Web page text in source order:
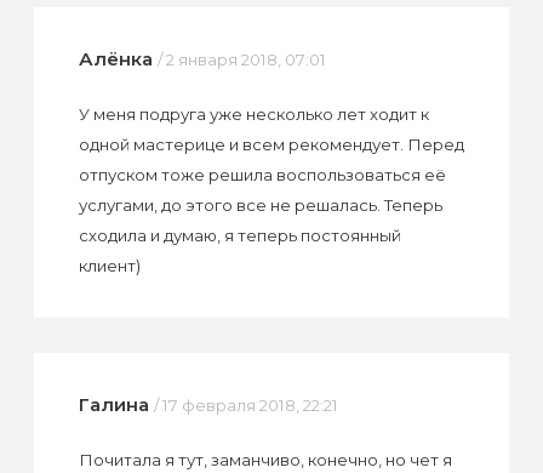
Алёнка / 2 января 2018, 07:01
У меня подруга уже несколько лет ходит к
одной мастерице и всем рекомендует. Перед
отпуском тоже решила воспользоваться её
услугами, до этого все не решалась. Теперь
сходила и думаю, я теперь постоянный
клиент)
Галина / 17 февраля 2018, 22:21
Почитала я тут, заманчиво, конечно, но чет я